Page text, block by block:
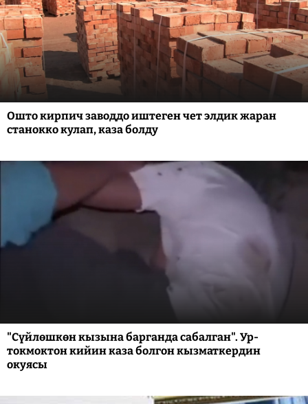
Ошто кирпич заводдо иштеген чет элдик жаран
станокко кулап, каза болду
"Сүйлөшкөн кызына барганда сабалган". Ур-
токмоктон кийин каза болгон кызматкердин
окуясы